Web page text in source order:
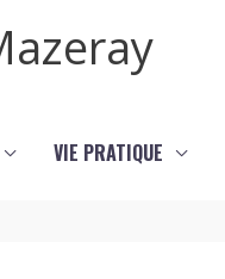
VIE PRATIQUE